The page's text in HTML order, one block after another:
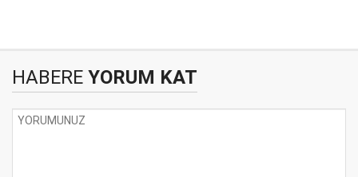
HABERE YORUM KAT